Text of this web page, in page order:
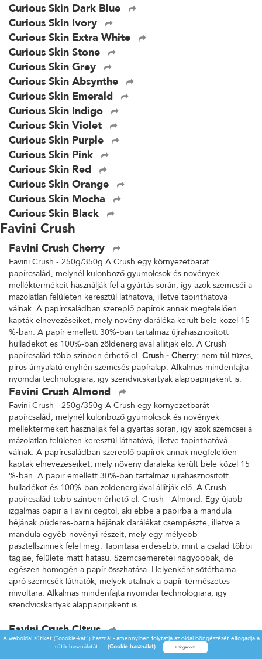
Curious Skin Dark Blue
Curious Skin Ivory
Curious Skin Extra White
Curious Skin Stone
Curious Skin Grey
Curious Skin Absynthe
Curious Skin Emerald
Curious Skin Indigo
Curious Skin Violet
Curious Skin Purple
Curious Skin Pink
Curious Skin Red
Curious Skin Orange
Curious Skin Mocha
Curious Skin Black
Favini Crush
Favini Crush Cherry
Favini Crush - 250g/350g A Crush egy környezetbarát
papírcsalád, melynél különböző gyümölcsök és növények
melléktermékeit használják fel a gyártás során, így azok szemcséi a
mázolatlan felületen keresztül láthatóvá, illetve tapinthatóvá
válnak. A papírcsaládban szereplő papírok annak megfelelően
kapták elnevezéseiket, mely növény daráléka került bele közel 15
%-ban. A papír emellett 30%-ban tartalmaz újrahasznosított
hulladékot és 100%-ban zöldenergiával állítják elő. A Crush
papírcsalád több színben érhető el. Crush - Cherry: nem túl tüzes,
piros árnyalatú enyhén szemcsés papíralap. Alkalmas mindenfajta
nyomdai technológiára, így szendvicskártyák alappapírjaként is.
Favini Crush Almond
Favini Crush - 250g/350g A Crush egy környezetbarát
papírcsalád, melynél különböző gyümölcsök és növények
melléktermékeit használják fel a gyártás során, így azok szemcséi a
mázolatlan felületen keresztül láthatóvá, illetve tapinthatóvá
válnak. A papírcsaládban szereplő papírok annak megfelelően
kapták elnevezéseiket, mely növény daráléka került bele közel 15
%-ban. A papír emellett 30%-ban tartalmaz újrahasznosított
hulladékot és 100%-ban zöldenergiával állítják elő. A Crush
papírcsalád több színben érhető el. Crush - Almond: Egy újabb
izgalmas papír a Favini cégtől, aki ebbe a papírba a mandula
héjának púderes-barna héjának darálékat csempészte, illetve a
mandula egyéb növényi részeit, mely egy mélyebb
pasztellszínnek felel meg. Tapintása érdesebb, mint a család többi
tagjáé, felülete matt hatású. Szemcseméretei nagyobbak, de
egészen homogén a papír összhatása. Helyenként sötétbarna
apró szemcsék láthatók, melyek utalnak a papír természetes
mivoltára. Alkalmas mindenfajta nyomdai technológiára, így
szendvicskártyák alappapírjaként is.
Favini Crush Citrus
Favini Crush - 250g/350g A Crush egy környezetbarát
papírcsalád, melynél különböző gyümölcsök és növények
A weboldal sütiket ("cookie-kat") használ - amennyiben folytatja az oldal böngészését elfogadja a
sütik használatát.
(Cookie használat)